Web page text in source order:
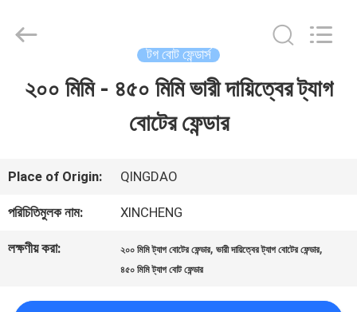
বাড়ি
VR
প্রদর্শন
আমাদের
Rubber
Products
টগ বোট ফেন্ডার্স
২০০ মিমি - ৪৫০ মিমি ভারী দায়িত্বের ট্যাগ
বোটের ফেন্ডার
Place of Origin: QINGDAO
পরিচিতিমুলক নাম: XINCHENG
লক্ষণীয় করা: ২০০ মিমি ট্যাগ বোটের ফেন্ডার,ভারী দায়িত্বের ট্যাগ বোটের ফেন্ডার,
৪৫০ মিমি ট্যাগ বোট ফেন্ডার